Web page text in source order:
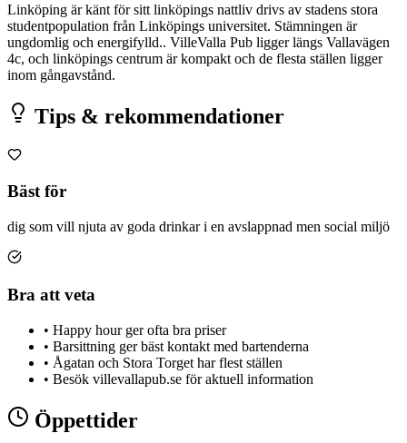
Linköping är känt för sitt linköpings nattliv drivs av stadens stora
studentpopulation från Linköpings universitet. Stämningen är
ungdomlig och energifylld.. VilleValla Pub ligger längs Vallavägen
4c, och linköpings centrum är kompakt och de flesta ställen ligger
inom gångavstånd.
Tips & rekommendationer
Bäst för
dig som vill njuta av goda drinkar i en avslappnad men social miljö
Bra att veta
• Happy hour ger ofta bra priser
• Barsittning ger bäst kontakt med bartenderna
• Ågatan och Stora Torget har flest ställen
• Besök villevallapub.se för aktuell information
Öppettider